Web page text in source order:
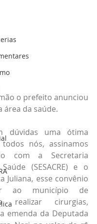
o prefeito anunciou
área da saúde.
dúvidas uma ótima
nós, assinamos
com a Secretaria
(SESACRE) e o
Juliana, esse convênio
ao município de
realizar cirurgias,
emenda da Deputada